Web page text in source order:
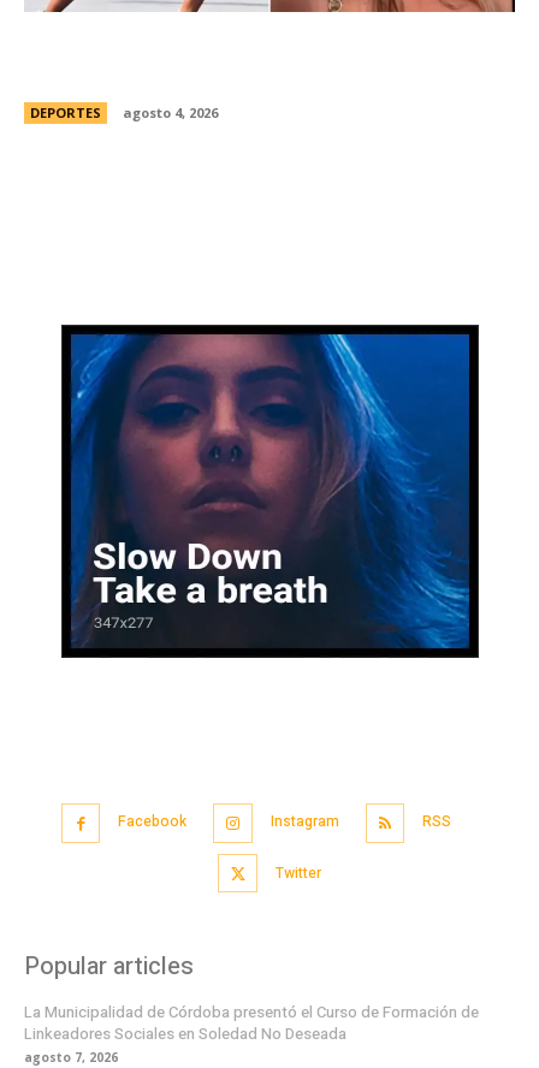
DEPORTES agosto 4, 2026
Facebook Instagram RSS
Twitter
Popular articles
La Municipalidad de Córdoba presentó el Curso de Formación de
Linkeadores Sociales en Soledad No Deseada
agosto 7, 2026